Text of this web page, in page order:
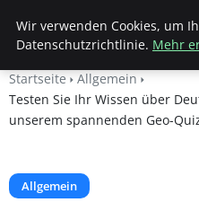
Beyond Surface
Startseite
Allgemein
Testen Sie Ihr Wissen über
unserem spannenden Geo-
Allgemein
Wir verwenden Cookies, um
Datenschutzrichtlinie. Mehr